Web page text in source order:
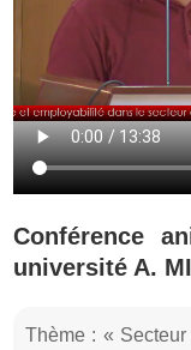
Conférence
université A.
Thème : «